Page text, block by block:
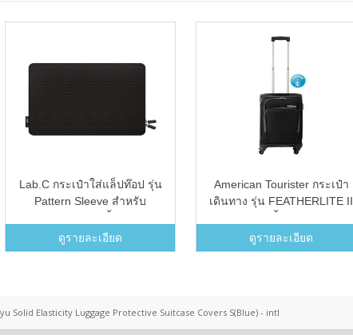
Lab.C กระเป๋าใส่แล็ปท๊อป รุ่น
Pattern Sleeve สำหรับ
ดูรายละเอียด
American Tourister กระเป๋า
เดินทาง รุ่น FEATHERLITE II
ดูรายละเอียด
Solid Elasticity Luggage Protective Suitcase Covers S(Blue) - intl